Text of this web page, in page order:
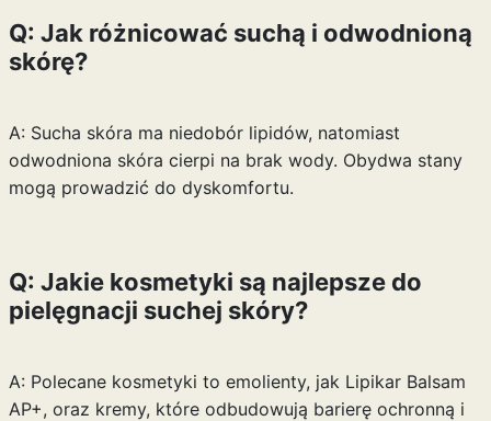
Q: Jak różnicować suchą i odwodnioną
skórę?
A: Sucha skóra ma niedobór lipidów, natomiast
odwodniona skóra cierpi na brak wody. Obydwa stany
mogą prowadzić do dyskomfortu.
Q: Jakie kosmetyki są najlepsze do
pielęgnacji suchej skóry?
A: Polecane kosmetyki to emolienty, jak Lipikar Balsam
AP+, oraz kremy, które odbudowują barierę ochronną i